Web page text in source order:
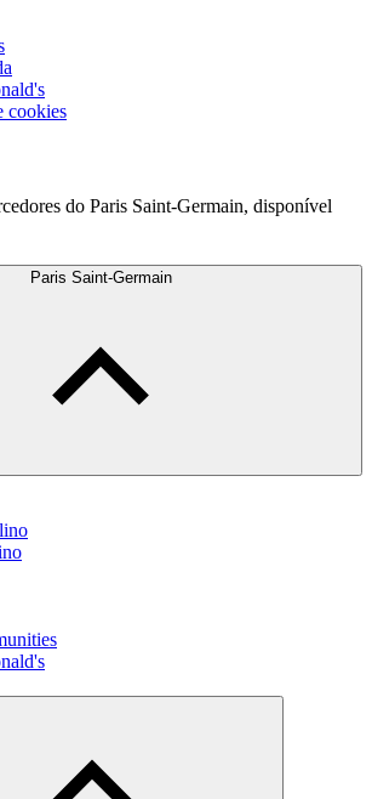
cookies
do Paris Saint-Germain, disponível
Paris Saint-Germain